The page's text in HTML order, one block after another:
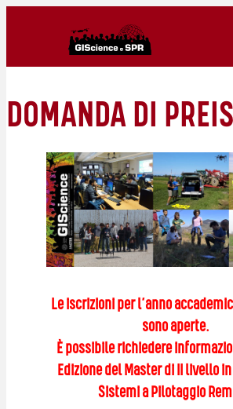
DOMANDA DI
Le iscrizioni per l’anno
sono aperte.
È possibile richiedere
Edizione del Master di II livello in
Sistemi a Pilotaggio